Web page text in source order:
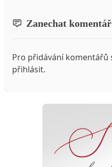
Zanechat komentář
Pro přidávání komentářů
přihlásit.